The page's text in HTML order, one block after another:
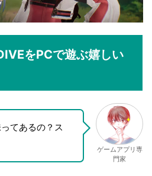
をPCで遊ぶ嬉しい
てあるの？ス
ゲームアプリ専
門家